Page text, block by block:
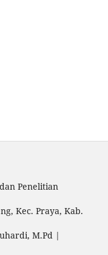
Penelitian
Kec. Praya, Kab.
M.Pd |